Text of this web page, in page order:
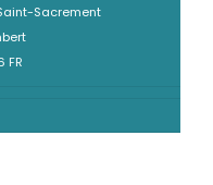
Sacrement
FR